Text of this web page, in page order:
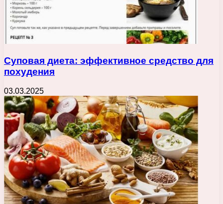
Суповая диета: эффективное средство для
похудения
03.03.2025